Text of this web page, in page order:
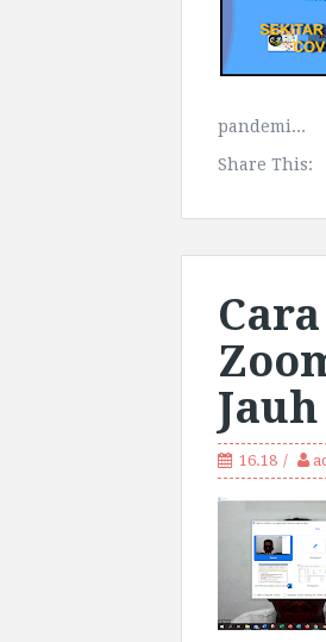
pandemi...
Share This:
16.18